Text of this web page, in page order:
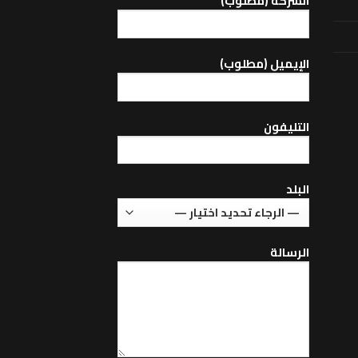
اﻹيميل (مطلوب)
التليفون
البلد
الرسالة